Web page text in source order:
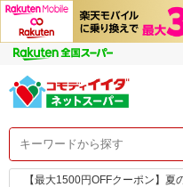
【最大1500円OFFクーポン】夏